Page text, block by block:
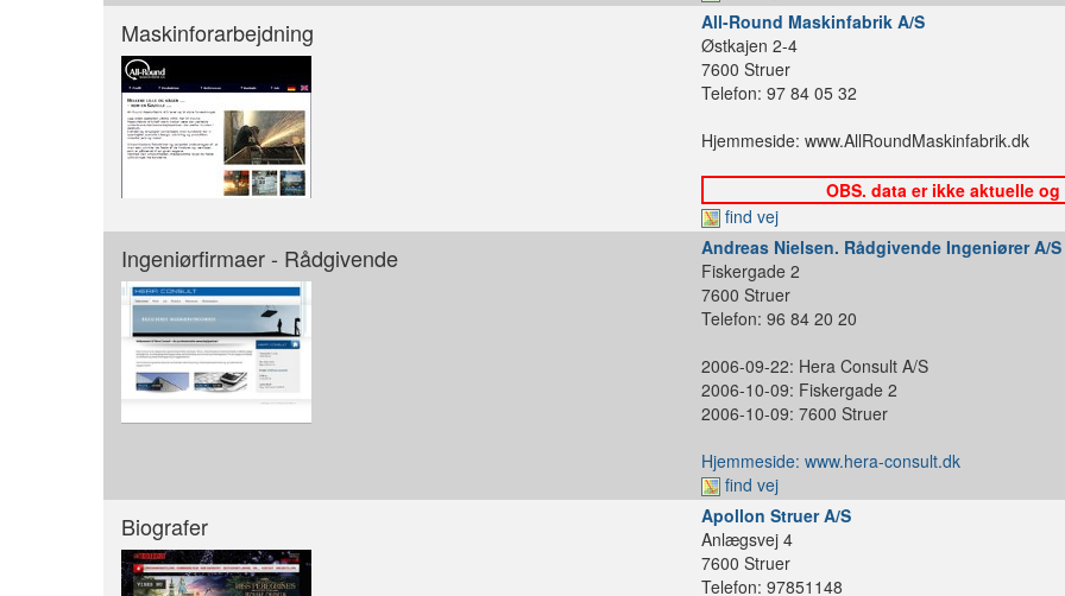
Maskinforarbejdning
All-Round Maskinfabrik A/S
Østkajen 2-4
7600 Struer
Telefon: 97 84 05 32
Hjemmeside: www.AllRoundMaskinfabrik.dk
OBS. data er ikke aktuelle
find vej
Ingeniørfirmaer - Rådgivende
Andreas Nielsen. Rådgivende Ingeniører A/S
Fiskergade 2
7600 Struer
Telefon: 96 84 20 20
2006-09-22: Hera Consult A/S
2006-10-09: Fiskergade 2
2006-10-09: 7600 Struer
Hjemmeside: www.hera-consult.dk
find vej
Biografer
Apollon Struer A/S
Anlægsvej 4
7600 Struer
Telefon: 97851148